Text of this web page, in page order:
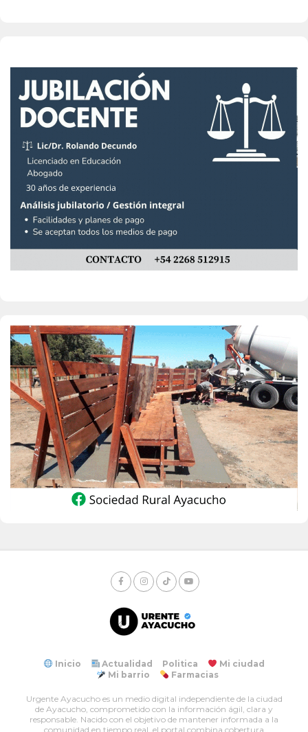
Inicio Actualidad Politica
Mi ciudad
Mi barrio
Farmacias
Urgente Ayacucho es un medio digital independiente de la ciudad
de Ayacucho, comprometido con la información ágil, clara y
responsable. Nacido con el objetivo de mantener informada a la
comunidad en tiempo real, el portal combina cobertura